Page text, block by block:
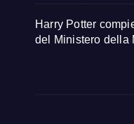
Harry Potter
del Ministero della